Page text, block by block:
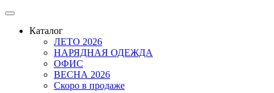
Каталог
ЛЕТО 2026
НАРЯДНАЯ ОДЕЖДА
ОФИС
ВЕСНА 2026
Скоро в продаже